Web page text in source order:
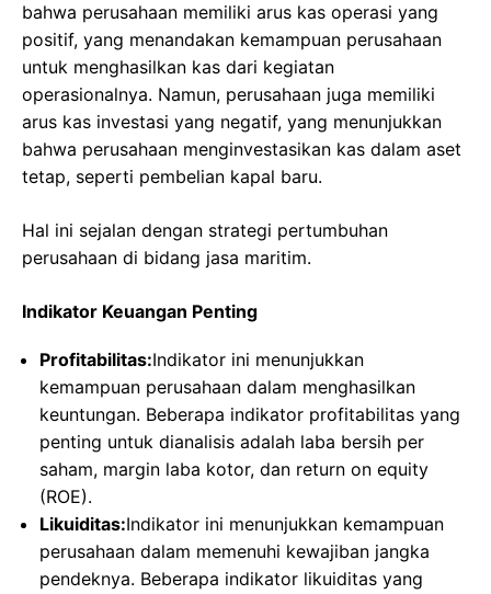
bahwa perusahaan memiliki arus kas operasi yang
positif, yang menandakan kemampuan perusahaan
untuk menghasilkan kas dari kegiatan
operasionalnya. Namun, perusahaan juga memiliki
arus kas investasi yang negatif, yang menunjukkan
bahwa perusahaan menginvestasikan kas dalam aset
tetap, seperti pembelian kapal baru.
Hal ini sejalan dengan strategi pertumbuhan
perusahaan di bidang jasa maritim.
Indikator Keuangan Penting
Profitabilitas:Indikator ini menunjukkan
kemampuan perusahaan dalam menghasilkan
keuntungan. Beberapa indikator profitabilitas yang
penting untuk dianalisis adalah laba bersih per
saham, margin laba kotor, dan return on equity
(ROE).
Likuiditas:Indikator ini menunjukkan kemampuan
perusahaan dalam memenuhi kewajiban jangka
pendeknya. Beberapa indikator likuiditas yang